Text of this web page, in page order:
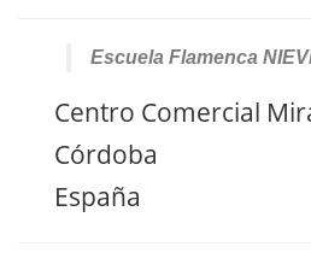
Escuela Flamenca
Centro Comercial
Córdoba
España